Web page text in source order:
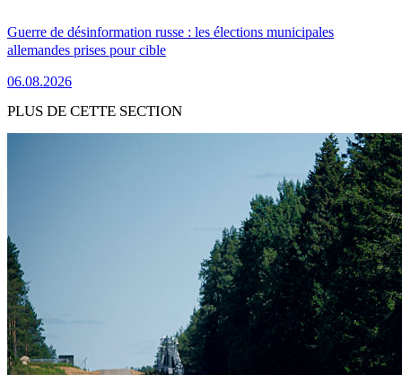
Guerre de désinformation russe : les élections municipales
allemandes prises pour cible
06.08.2026
PLUS DE CETTE SECTION